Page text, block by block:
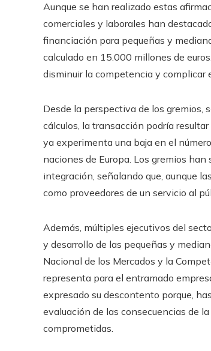
Aunque se han realizado estas
comerciales y laborales han
financiación para pequeñas y
calculado en 15.000 millones de
disminuir la competencia y complicar
Desde la perspectiva de los gremios,
cálculos, la transacción podría
ya experimenta una baja en el
naciones de Europa. Los gremios
integración, señalando que, aunque
como proveedores de un servicio al
Además, múltiples ejecutivos del
y desarrollo de las pequeñas y
Nacional de los Mercados y la
representa para el entramado
expresado su descontento porque,
evaluación de las consecuencias de
comprometidas.